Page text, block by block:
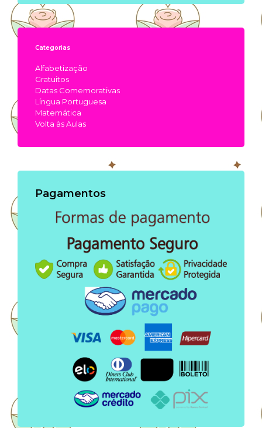
Categorias
Alfabetização
Gratuitos
Datas Comemorativas
Língua Portuguesa
Matemática
Volta às Aulas
Pagamentos